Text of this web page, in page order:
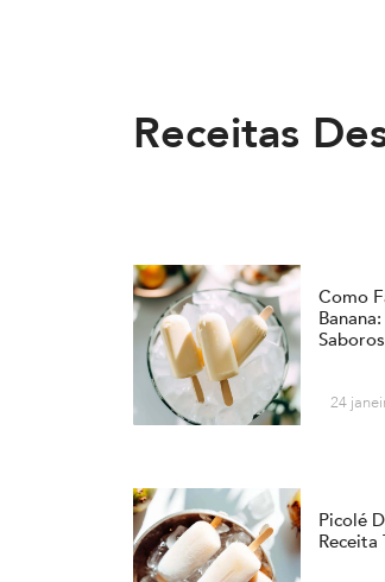
Receitas
Como
24
Picolé
Receita